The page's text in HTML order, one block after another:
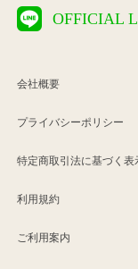
OFFICIAL
会社概要
プライバシーポリシー
特定商取引法に基づく表
利用規約
ご利用案内